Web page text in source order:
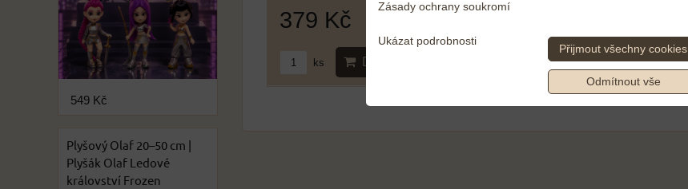
379 Kč
ks DO KOŠÍKU
549 Kč
Plyšový Olaf 20–50 cm |
Plyšák Olaf Ledové
království Frozen
Zásady ochrany soukromí
Ukázat podrobnosti
Přijmout všechny cookies
Odmítnout vše